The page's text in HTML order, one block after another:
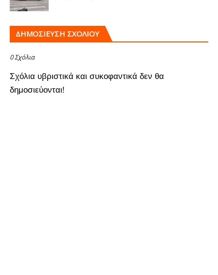
ΔΗΜΟΣΊΕΥΣΗ ΣΧΟΛΊΟΥ
0 Σχόλια
Σχόλια υβριστικά και συκοφαντικά δεν θα
δημοσιεύονται!